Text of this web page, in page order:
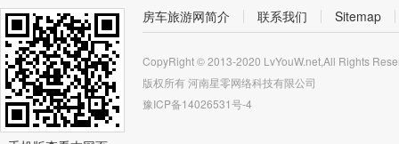
房车旅游网简介 联系我们 Sitemap
CopyRight © 2013-2020 LvYouW.net,All Rights
版权所有河南星零网络科技有限公司
豫ICP备14026531号-4